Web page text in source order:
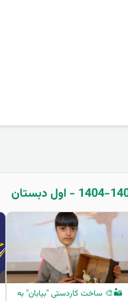
🏜️🎨 ساخت کاردستی "بیابان" به